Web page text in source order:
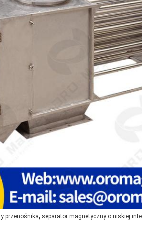
przenośnika, separator magnetyczny o niskiej